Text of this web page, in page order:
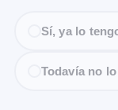
Sí, ya lo
Todavía no